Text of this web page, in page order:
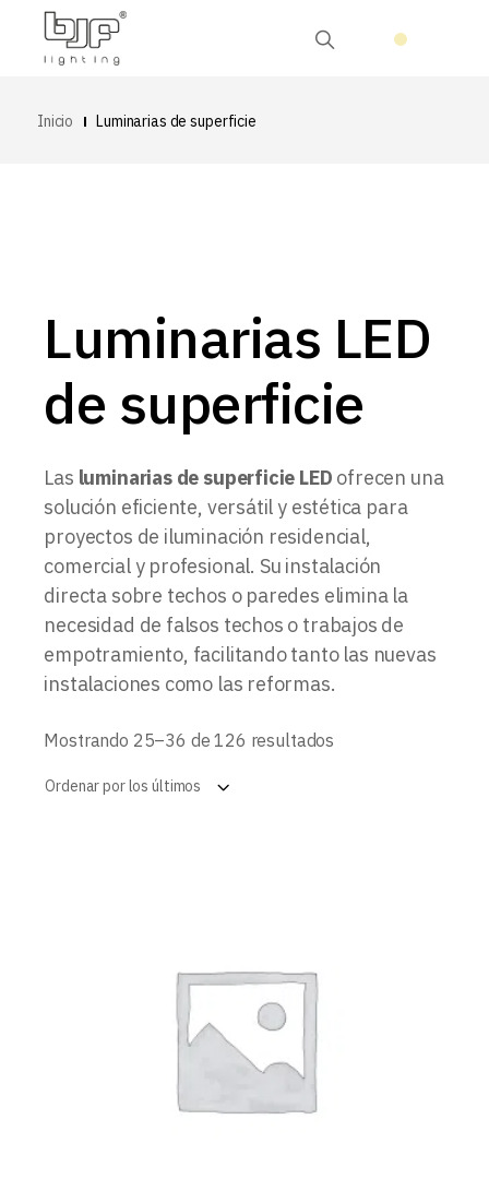
Inicio Luminarias de superficie
Luminarias LED
de superficie
Las luminarias de superficie LED ofrecen una
solución eficiente, versátil y estética para
proyectos de iluminación residencial,
comercial y profesional. Su instalación
directa sobre techos o paredes elimina la
necesidad de falsos techos o trabajos de
empotramiento, facilitando tanto las nuevas
instalaciones como las reformas.
Mostrando 25–36 de 126 resultados
Ordenar por los últimos